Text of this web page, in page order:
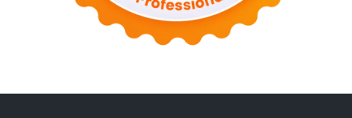
(82)
December 2021(9)
(4)
►August 2021(2)